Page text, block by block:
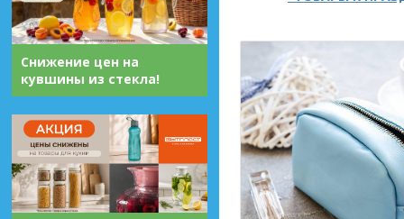
Снижение цен на
кувшины из стекла!